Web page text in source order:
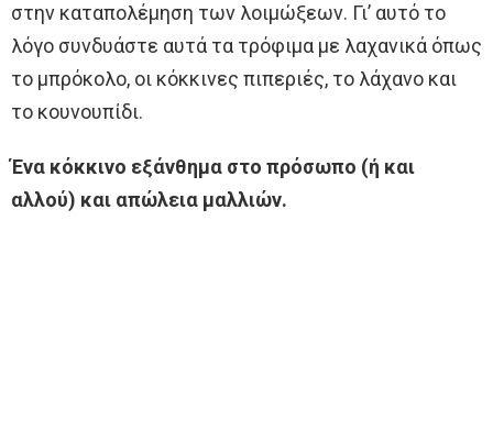
στην καταπολέμηση των λοιμώξεων. Γι’ αυτό το
λόγο συνδυάστε αυτά τα τρόφιμα με λαχανικά όπως
το μπρόκολο, οι κόκκινες πιπεριές, το λάχανο και
το κουνουπίδι.
Ένα κόκκινο εξάνθημα στο πρόσωπο (ή και
αλλού) και απώλεια μαλλιών.